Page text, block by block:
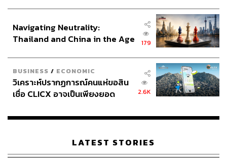
Navigating Neutrality:
Thailand and China in the Age
179
BUSINESS / ECONOMIC
วิเคราะห์ปรากฏการณ์คนแห่ขอสิน
เชื่อ CLICX อาจเป็นเพียงยอด
เรือนไทยที่ถูกซุกไว้
2.6K
LATEST STORIES